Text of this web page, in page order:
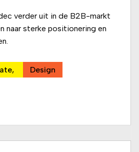
verder uit in de B2B-markt
naar sterke positionering en
Design